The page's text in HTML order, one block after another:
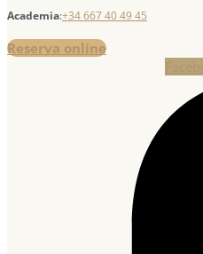
Academia:+34 667 40 49 45
Reserva online